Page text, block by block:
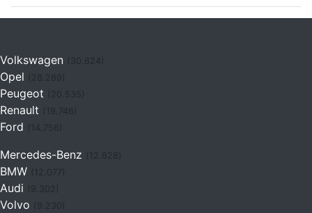
Volkswagen (30.624)
Opel
Peugeot
Renault (19.746)
Ford (14.756)
Mercedes-Benz
BMW
Audi
Volvo